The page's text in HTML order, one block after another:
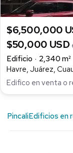
$6,500,000
$50,000 USD
Edificio
2,340 m²
Havre, Juárez,
Edifico en venta o
PincaliEdificios en